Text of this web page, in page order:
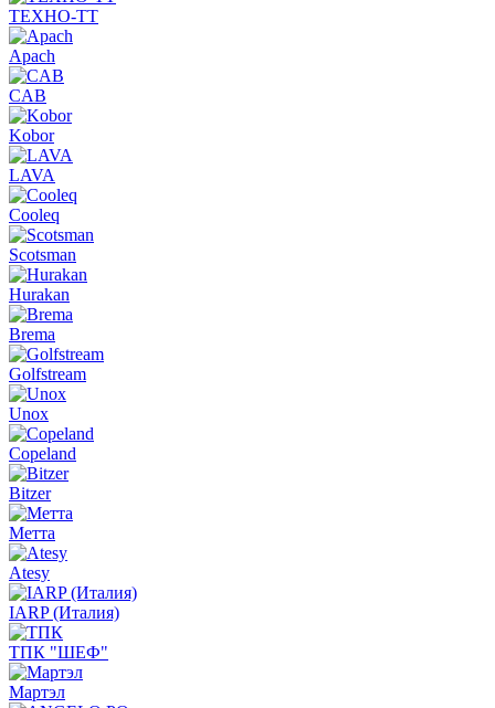
ТЕХНО-ТТ
Apach
CAB
Kobor
LAVA
Cooleq
Scotsman
Hurakan
Brema
Golfstream
Unox
Copeland
Bitzer
Метта
Atesy
IARP (Италия)
ТПК "ШЕФ"
Мартэл